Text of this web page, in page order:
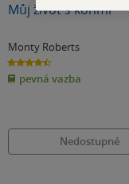
Můj život s koňmi
Monty Roberts
4.5
z
5
hvězdiček
pevná vazba
Nedostupné